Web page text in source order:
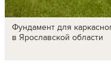
Фундамент для
в Ярославской области